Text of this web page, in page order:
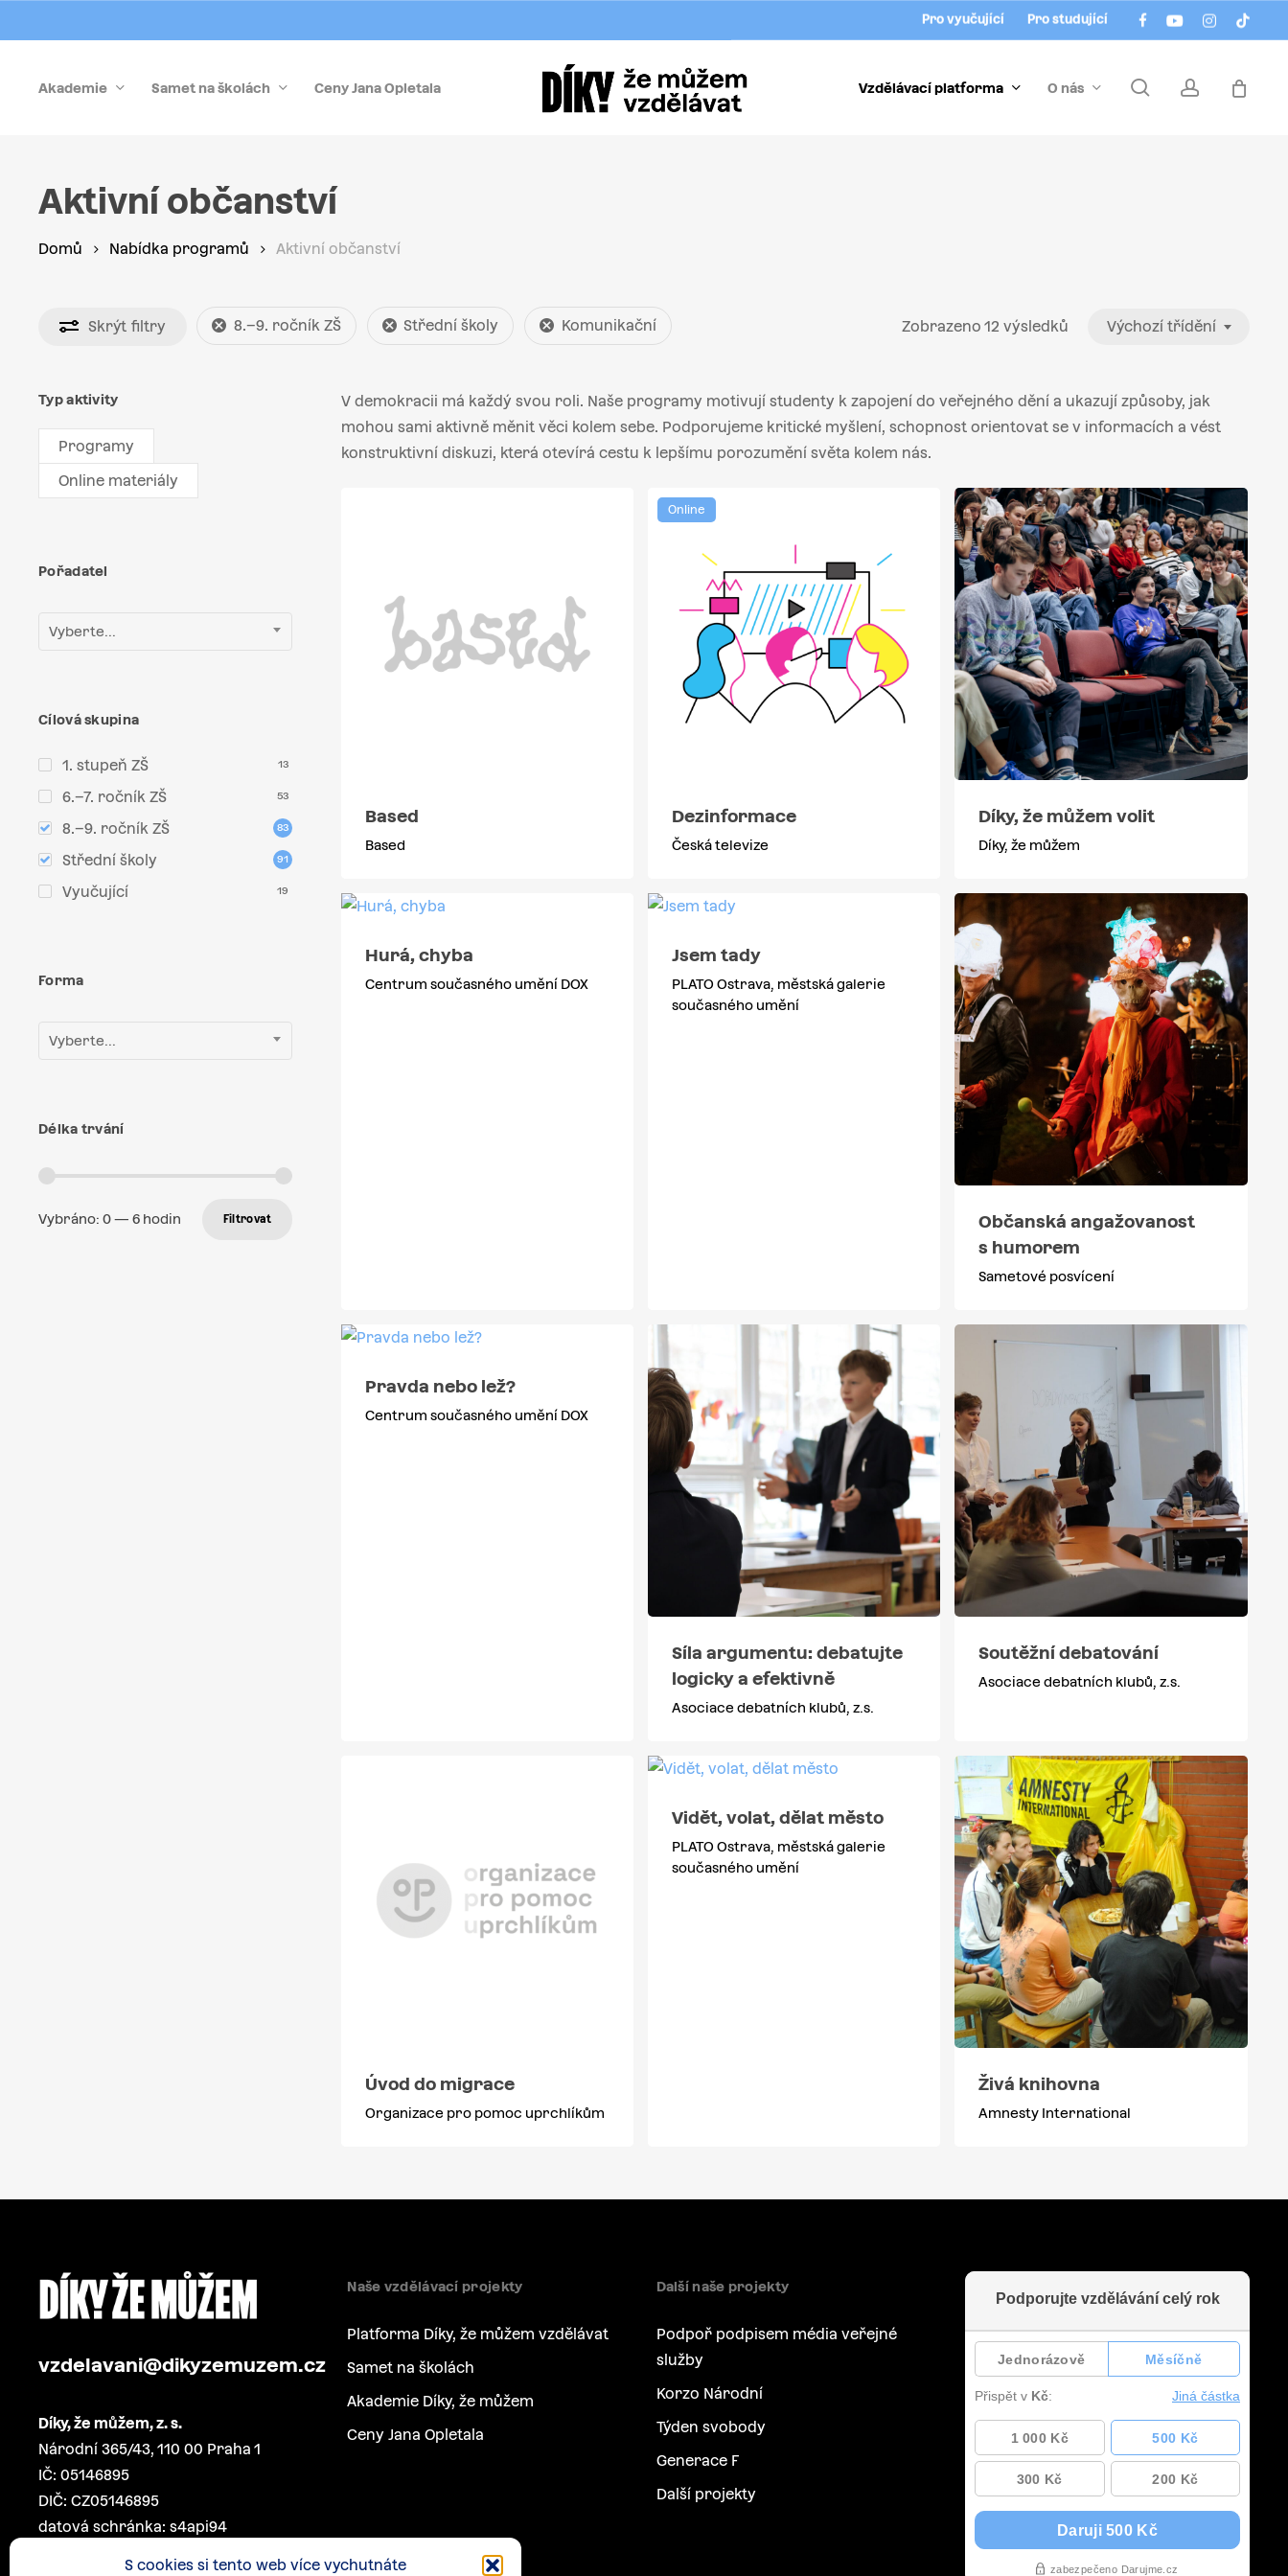
S cookies si tento web více vychutnáte
to
content
facebookyoutubeinstagram
tiktok
Pro vyučující Pro studující
Akademie Samet na školách Ceny Jana Opletala Vzdělávací platforma O nás searchaccount
Aktivní občanství
Domů Nabídka programů Aktivní občanství
Skrýt filtry 8.–9. ročník ZŠ Střední školy Komunikační Zobrazeno 12 výsledků Výchozí třídění
Typ aktivity
Programy
Online materiály
Pořadatel
Vyberte...
Cílová skupina
1. stupeň ZŠ 13
6.–7. ročník ZŠ 53
8.–9. ročník ZŠ 83
Střední školy 91
Vyučující 19
Forma
Vyberte...
Délka trvání
Vybráno: 0— 6 hodin Filtrovat
V demokracii má každý svou roli. Naše programy motivují studenty k zapojení do veřejného dění a ukazují způsoby, jak
mohou sami aktivně měnit věci kolem sebe. Podporujeme kritické myšlení, schopnost orientovat se v informacích a vést
konstruktivní diskuzi, která otevírá cestu k lepšímu porozumění světa kolem nás.
Based
Based
Online
Dezinformace
Česká televize
Díky, že můžem volit
Díky, že můžem
Hurá, chyba
Centrum současného umění DOX
Jsem tady
PLATO Ostrava, městská galerie
současného umění
Občanská angažovanost
s humorem
Sametové posvícení
Pravda nebo lež?
Centrum současného umění DOX
Síla argumentu: debatujte
logicky a efektivně
Asociace debatních klubů, z.s.
Soutěžní debatování
Asociace debatních klubů, z.s.
Úvod do migrace
Organizace pro pomoc uprchlíkům
Vidět, volat, dělat město
PLATO Ostrava, městská galerie
současného umění
Živá knihovna
Amnesty International
vzdelavani@dikyzemuzem.cz
Díky, že můžem, z. s.
Národní 365/43, 110 00 Praha 1
IČ: 05146895
DIČ: CZ05146895
datová schránka: s4api94
Naše vzdělávací projekty
Platforma Díky, že můžem vzdělávat
Samet na školách
Akademie Díky, že můžem
Ceny Jana Opletala
Další naše projekty
Podpoř podpisem média veřejné
služby
Korzo Národní
Týden svobody
Generace F
Další projekty
Menu